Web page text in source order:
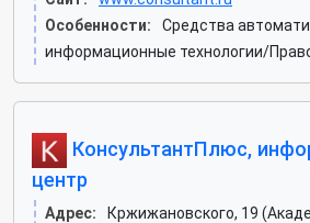
Особенности:
Средства
информационные технологии/
КонсультантПлюс,
центр
Адрес:
Кржижановского, 19